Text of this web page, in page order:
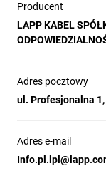
Producent
LAPP KABEL
Adres pocztowy
ul. Profesjonalna
Adres e-mail